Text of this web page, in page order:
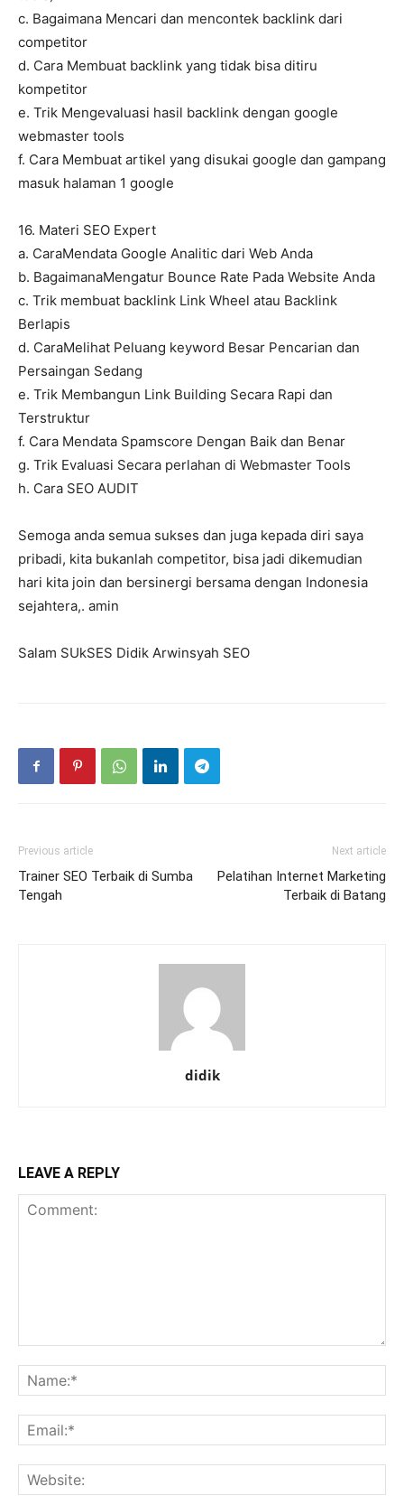
c. Bagaimana Mencari dan mencontek backlink dari
competitor
d. Cara Membuat backlink yang tidak bisa ditiru
kompetitor
e. Trik Mengevaluasi hasil backlink dengan google
webmaster tools
f. Cara Membuat artikel yang disukai google dan gampang
masuk halaman 1 google
16. Materi SEO Expert
a. CaraMendata Google Analitic dari Web Anda
b. BagaimanaMengatur Bounce Rate Pada Website Anda
c. Trik membuat backlink Link Wheel atau Backlink
Berlapis
d. CaraMelihat Peluang keyword Besar Pencarian dan
Persaingan Sedang
e. Trik Membangun Link Building Secara Rapi dan
Terstruktur
f. Cara Mendata Spamscore Dengan Baik dan Benar
g. Trik Evaluasi Secara perlahan di Webmaster Tools
h. Cara SEO AUDIT
Semoga anda semua sukses dan juga kepada diri saya
pribadi, kita bukanlah competitor, bisa jadi dikemudian
hari kita join dan bersinergi bersama dengan Indonesia
sejahtera,. amin
Salam SUkSES Didik Arwinsyah SEO
Previous article
Trainer SEO Terbaik di Sumba
Tengah
Next article
Pelatihan Internet Marketing
Terbaik di Batang
didik
LEAVE A REPLY